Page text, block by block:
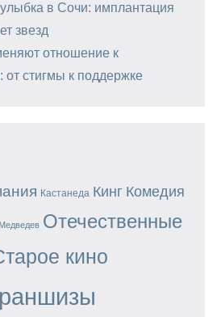
улыбка в Сочи: имплантация
звезд
отношение к
от стигмы к поддержке
Кастанеда Кинг Комедия
Медведев Отечественные
кино